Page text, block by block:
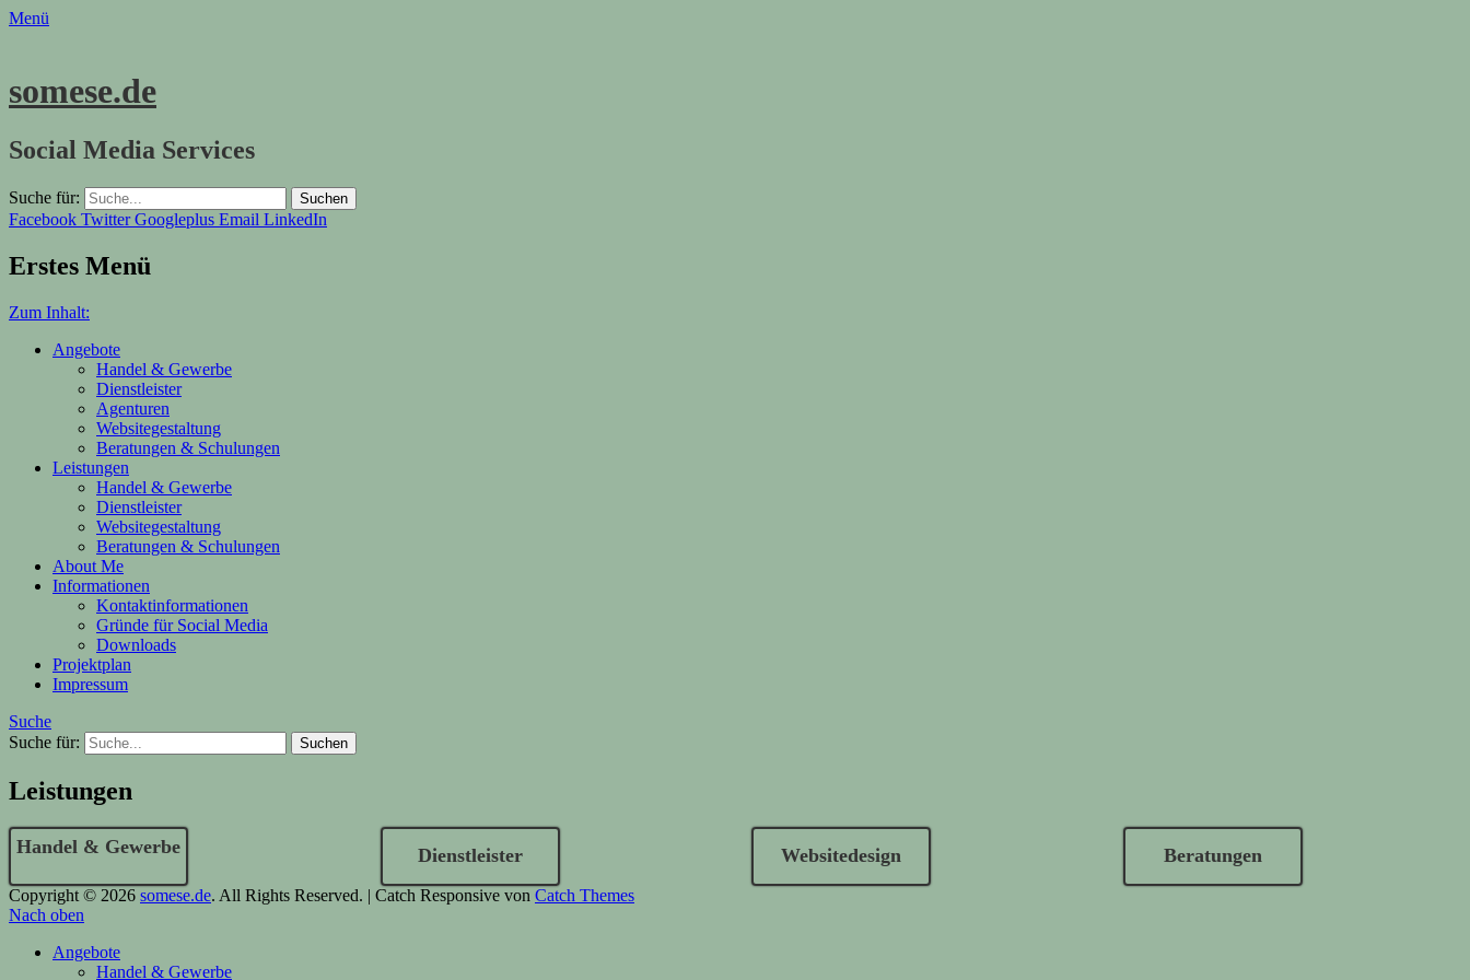
Menü
somese.de
Social Media Services
Suche für:
Facebook Twitter Googleplus Email LinkedIn
Erstes Menü
Zum Inhalt:
Angebote
Handel & Gewerbe
Dienstleister
Agenturen
Websitegestaltung
Beratungen & Schulungen
Leistungen
Handel & Gewerbe
Dienstleister
Websitegestaltung
Beratungen & Schulungen
About Me
Informationen
Kontaktinformationen
Gründe für Social Media
Downloads
Projektplan
Impressum
Suche
Suche für:
Leistungen
Handel & Gewerbe Dienstleister Websitedesign Beratungen
Copyright © 2026 somese.de. All Rights Reserved. | Catch Responsive von Catch Themes
Nach oben
Angebote
Handel & Gewerbe